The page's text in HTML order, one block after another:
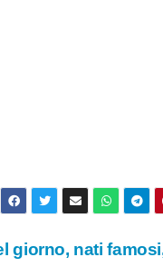
giorno, nati